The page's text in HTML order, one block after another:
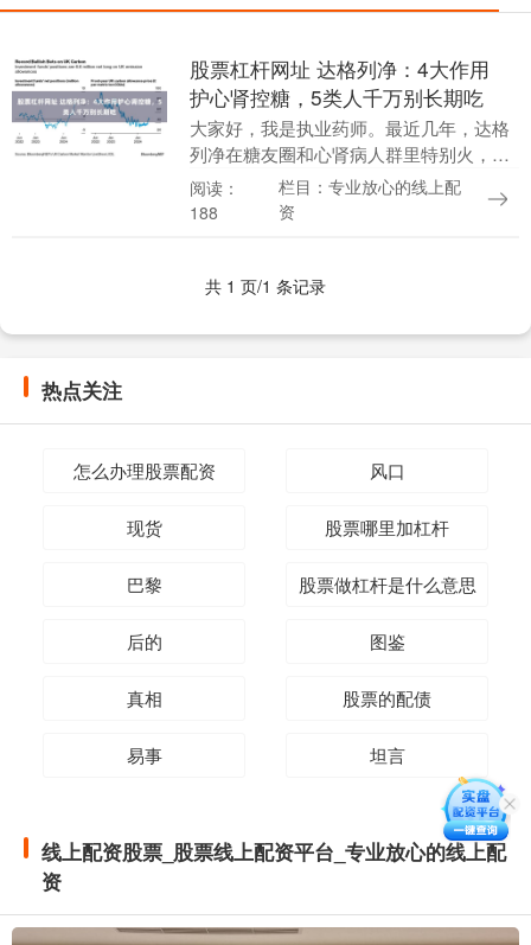
股票杠杆网址 达格列净：4大作用
护心肾控糖，5类人千万别长期吃
大家好，我是执业药师。最近几年，达格
列净在糖友圈和心肾病人群里特别火，很
多人把它当成“万能神药”股票杠杆网址，
不管是降血糖、减体重还是护心脏，都想
阅读：
188
栏目：专业放心的线上配
资
共 1 页/1 条记录
热点关注
怎么办理股票配资 风口
现货 股票哪里加杠杆
巴黎 股票做杠杆是什么意思
后的 图鉴
真相 股票的配债
易事 坦言
线上配资股票_股票线上配资平台_专业放心的线上配
资